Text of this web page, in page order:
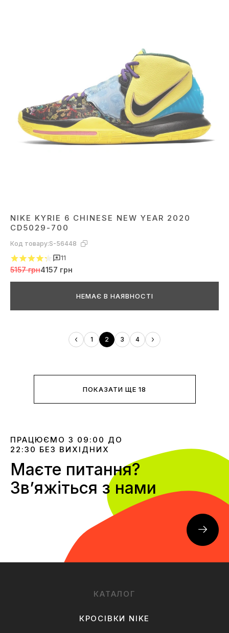
NIKE KYRIE 6 CHINESE NEW YEAR 2020
CD5029-700
Код товару:S-56448
11
5157 грн4157 грн
НЕМАЄ В НАЯВНОСТІ
1 2 3 4
ПОКАЗАТИ ЩЕ 18
ПРАЦЮЄМО З 09:00 ДО
22:30 БЕЗ ВИХІДНИХ
Маєте питання?
Звʼяжіться з нами
КАТАЛОГ
КРОСІВКИ NIKE